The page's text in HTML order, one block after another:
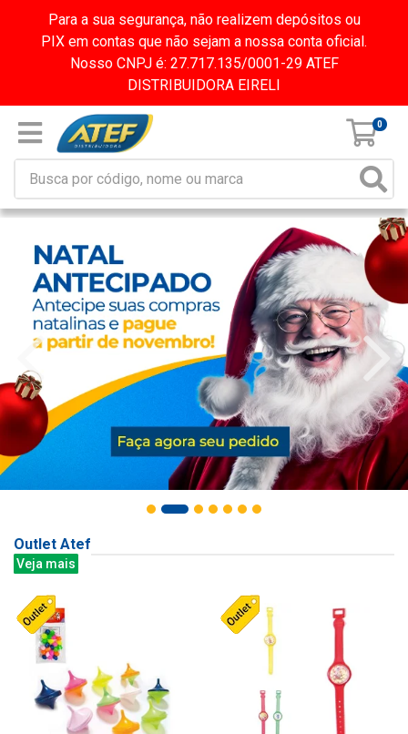
Para a sua segurança, não realizem depósitos ou
PIX em contas que não sejam a nossa conta oficial.
Nosso CNPJ é: 27.717.135/0001-29 ATEF
DISTRIBUIDORA EIRELI
0
Outlet Atef
Veja mais